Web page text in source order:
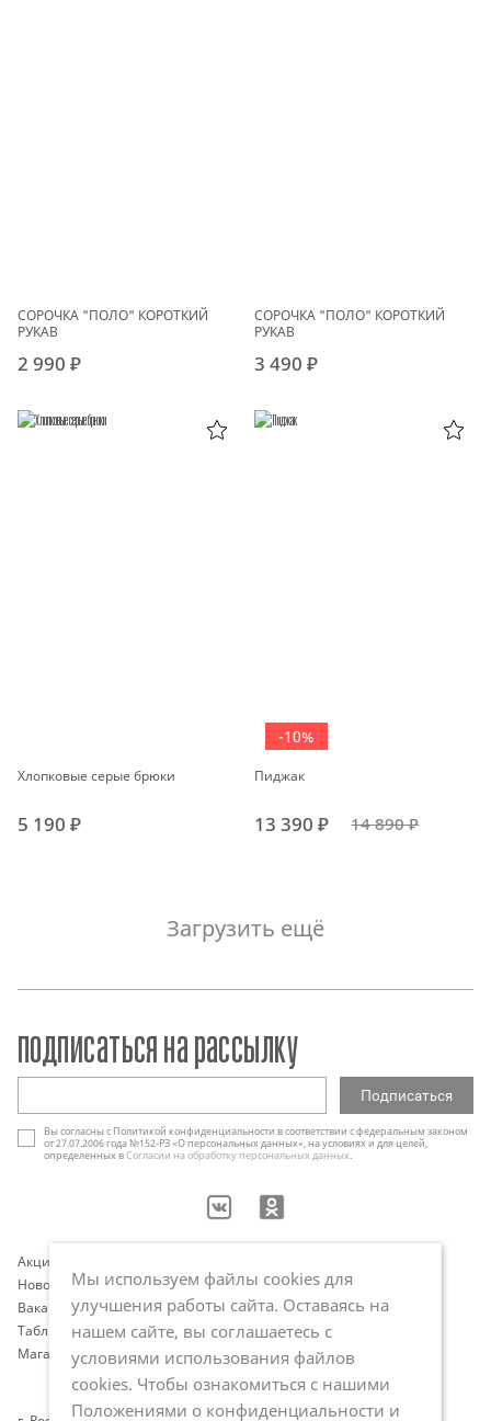
СОРОЧКА "ПОЛО" КОРОТКИЙ
РУКАВ
2 990 ₽
СОРОЧКА "ПОЛО" КОРОТКИЙ
РУКАВ
3 490 ₽
Хлопковые серые брюки
5 190 ₽
-10%
Пиджак
13 390 ₽ 14 890 ₽
Загрузить ещё
Акции
Новости
Вакансии
Таблица размеров
Магазины
Оплата и доставка
Программа лояльности
Публичная оферта
Политика обработки
персональных данных
подписаться на рассылку
Вы согласны с Политикой конфиденциальности в соответствии с федеральным законом
от 27.07.2006 года №152-РЗ «О персональных данных», на условиях и для целей,
определенных вСогласии на обработку персональных данных.
Мы используем файлы cookies для
улучшения работы сайта. Оставаясь на
нашем сайте, вы соглашаетесь с
условиями использования файлов
cookies. Чтобы ознакомиться с нашими
Положениями о конфиденциальности и